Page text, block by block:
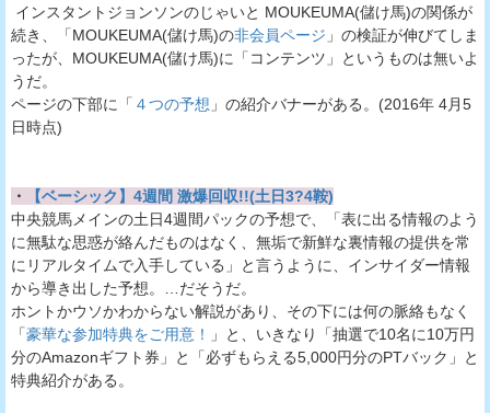
インスタントジョンソンのじゃいと MOUKEUMA(儲け馬)の関係が
続き、「MOUKEUMA(儲け馬)の非会員ページ 」の検証が伸びてしま
ったが、MOUKEUMA(儲け馬)に「コンテンツ」というものは無いよ
うだ。
ページの下部に「 ４つの予想 」の紹介バナーがある。(2016年 4月5
日時点)
・
【ベーシック】4週間 激爆回収!!(土日3?4鞍)
中央競馬メインの土日4週間パックの予想で、「表に出る情報のよう
に無駄な思惑が絡んだものはなく、無垢で新鮮な裏情報の提供を常
にリアルタイムで入手している」と言うように、インサイダー情報
から導き出した予想。…だそうだ。
ホントかウソかわからない解説があり、その下には何の脈絡もなく
「豪華な参加特典をご用意！
」と、いきなり「抽選で10名に10万円
分のAmazonギフト券」と「必ずもらえる5,000円分のPTバック」と
特典紹介がある。